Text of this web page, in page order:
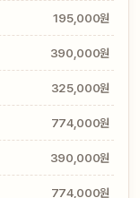
195,000원
390,000원
325,000원
774,000원
390,000원
774,000원